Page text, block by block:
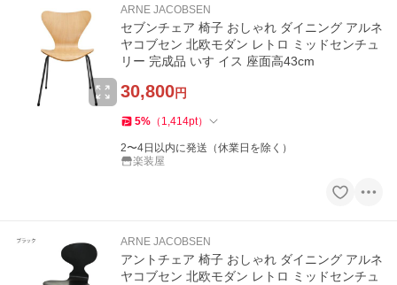
ARNE JACOBSEN
セブンチェア 椅子 おしゃれ ダイニング アルネ
ヤコブセン 北欧モダン レトロ ミッドセンチュ
リー 完成品 いす イス 座面高43cm
30,800円
5% （ 1,414pt）
2〜4日以内に発送（休業日を除く）
楽装屋
ARNE JACOBSEN
アントチェア 椅子 おしゃれ ダイニング アルネ
ヤコブセン 北欧モダン レトロ ミッドセンチュ